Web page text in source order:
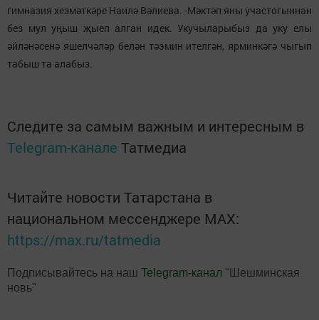
гимназия хезмәткәре Наилә Вәлиева. -Мәктәп яны участогыннан
без мул уңыш җыеп алган идек. Укучыларыбыз да уку елы
әйләнәсенә яшелчәләр белән тәэмин ителгән, ярминкәгә чыгып
табыш та алабыз.
Следите за самым важным и интересным в
Telegram-канале Татмедиа
Читайте новости Татарстана в
национальном мессенджере MАХ:
https://max.ru/tatmedia
Подписывайтесь на наш Telegram-канал "Шешминская
новь"